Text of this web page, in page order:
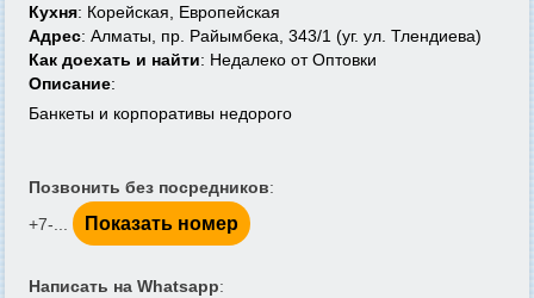
Кухня: Корейская, Европейская
Адрес: Алматы, пр. Райымбека, 343/1 (уг. ул. Тлендиева)
Как доехать и найти: Недалеко от Оптовки
Описание:
Банкеты и корпоративы недорого
Позвонить без посредников:
+7-...
Показать номер
Написать на Whatsapp: